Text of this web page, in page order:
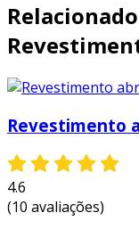
garantem
agressivos,
estruturas de
contra
maquinário
peças de
intensa,
Revestimento
4.6
(10 avaliações)